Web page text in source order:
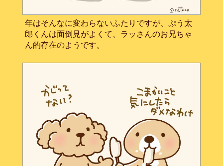
年はそんなに変わらないふたりですが、ぷう太
郎くんは面倒見がよくて、ラッさんのお兄ちゃ
ん的存在のようです。